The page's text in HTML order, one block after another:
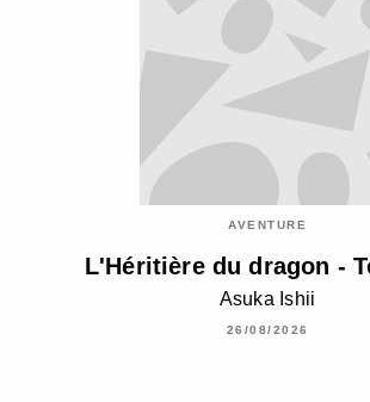
AVENTURE
L'Héritière du dragon -
Asuka Ishii
26/08/2026